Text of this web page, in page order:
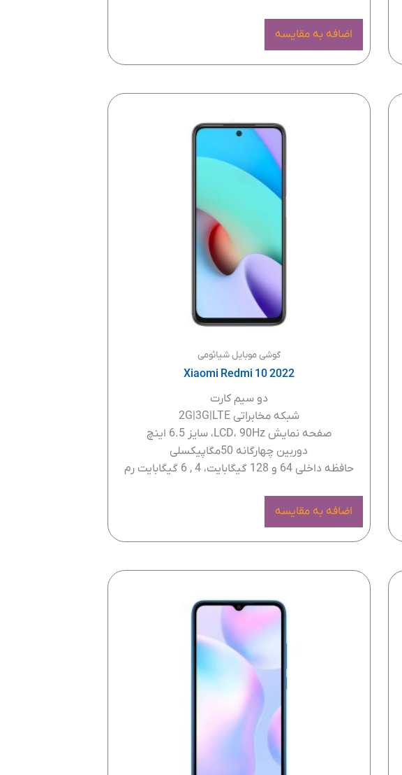
اضافه به مقایسه
گوشی موبایل شیائومی
Xiaomi Redmi 10 2022
دو سیم کارت
شبکه مخابراتی 2G|3G|LTE
صفحه نمایش LCD، 90Hz، سایز 6.5 اینچ
دوربین چهارگانه 50مگاپیکسلی
حافظه داخلی 64 و 128 گیگابایت، 4 , 6 گیگابایت رم
اضافه به مقایسه